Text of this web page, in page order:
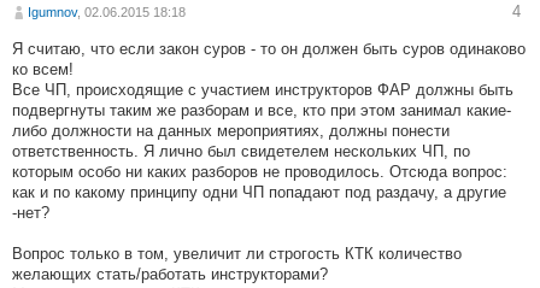
Igumnov, 02.06.2015 18:18 4
Я считаю, что если закон суров - то он должен быть суров одинаково
ко всем!
Все ЧП, происходящие с участием инструкторов ФАР должны быть
подвергнуты таким же разборам и все, кто при этом занимал какие-
либо должности на данных мероприятиях, должны понести
ответственность. Я лично был свидетелем нескольких ЧП, по
которым особо ни каких разборов не проводилось. Отсюда вопрос:
как и по какому принципу одни ЧП попадают под раздачу, а другие
-нет?
Вопрос только в том, увеличит ли строгость КТК количество
желающих стать/работать инструкторами?